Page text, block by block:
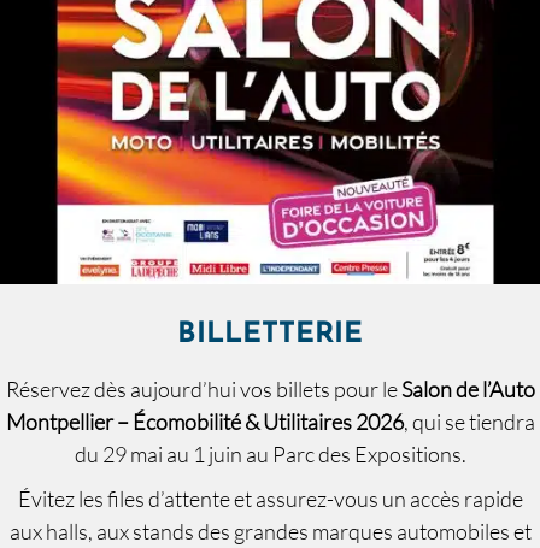
BILLETTERIE
Réservez dès aujourd’hui vos billets pour leSalon de l’Auto
Montpellier – Écomobilité & Utilitaires 2026, qui se tiendra
du 29 mai au 1 juin au Parc des Expositions.
Évitez les files d’attente et assurez-vous un accès rapide
aux halls, aux stands des grandes marques automobiles et